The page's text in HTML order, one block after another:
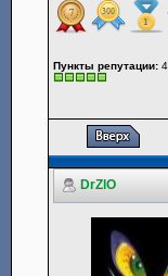
Пункты репутации:
DrZlO